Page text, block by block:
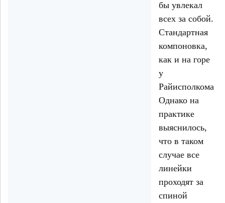
бы увлекал
всех за собой.
Стандартная
компоновка,
как и на горе
у
Райисполкома.
Однако на
практике
выяснилось,
что в таком
случае все
линейки
проходят за
спиной